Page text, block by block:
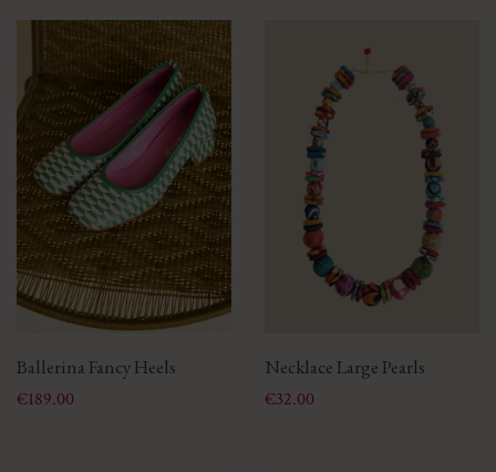
Ballerina Fancy Heels
Price
€189.00
Necklace Large Pearls
Price
€32.00